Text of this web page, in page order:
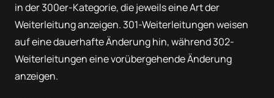
in der 300er-Kategorie, die jeweils eine Art der
Weiterleitung anzeigen. 301-Weiterleitungen weisen
auf eine dauerhafte Änderung hin, während 302-
Weiterleitungen eine vorübergehende Änderung
anzeigen.